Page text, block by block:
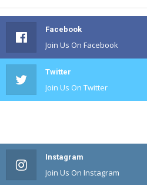
Facebook
Join Us On Facebook
Twitter
Join Us On Twitter
Instagram
Join Us On Instagram